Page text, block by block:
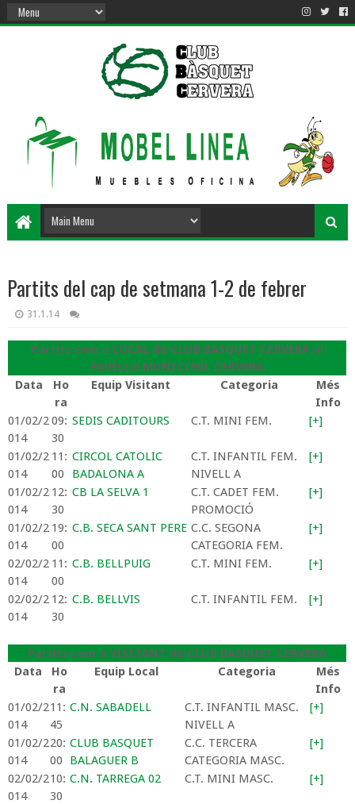
Partits del cap de setmana 1-2 de febrer
31.1.14
Partits com a LOCAL de CLUB BASQUET CERVERA al
PAVELLO MUNICIPAL CERVERA
Data
Ho
ra
Equip Visitant Categoria
Més
Info
01/02/2
014
09:
30
SEDIS CADITOURS C.T. MINI FEM. [+]
01/02/2
014
11:
00
CIRCOL CATOLIC
BADALONA A
C.T. INFANTIL FEM.
NIVELL A
[+]
01/02/2
014
12:
30
CB LA SELVA 1
C.T. CADET FEM.
PROMOCIÓ
[+]
01/02/2
014
19:
00
C.B. SECA SANT PERE C.C. SEGONA
CATEGORIA FEM.
[+]
02/02/2
014
11:
00
C.B. BELLPUIG C.T. MINI FEM. [+]
02/02/2
014
12:
30
C.B. BELLVIS C.T. INFANTIL FEM. [+]
Partits com a VISITANT de CLUB BASQUET CERVERA
Data
Ho
ra
Equip Local Categoria
Més
Info
01/02/2
014
11:
45
C.N. SABADELL
C.T. INFANTIL MASC.
NIVELL A
[+]
01/02/2
014
20:
00
CLUB BASQUET
BALAGUER B
C.C. TERCERA
CATEGORIA MASC.
[+]
02/02/2
014
10:
30
C.N. TARREGA 02 C.T. MINI MASC. [+]